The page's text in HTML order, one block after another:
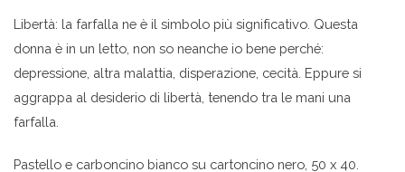
Libertà: la farfalla ne è il simbolo più significativo. Questa
donna è in un letto, non so neanche io bene perché:
depressione, altra malattia, disperazione, cecità. Eppure si
aggrappa al desiderio di libertà, tenendo tra le mani una
farfalla.
Pastello e carboncino bianco su cartoncino nero, 50 x 40.